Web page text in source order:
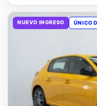
NUEVO INGRESO